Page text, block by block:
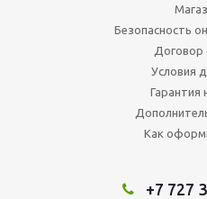
Безопасность
Договор
Условия
Гарантия
Как
+7 727